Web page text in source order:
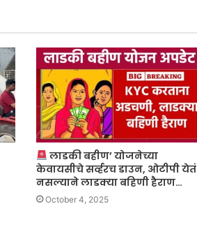
लाडकी बहीण’ योजनेच्या
केवायसीचे सर्व्हरच डाउन, ओटीपी येतं
नसल्याने लाडक्या बहिणी हैराण…
October 4, 2025